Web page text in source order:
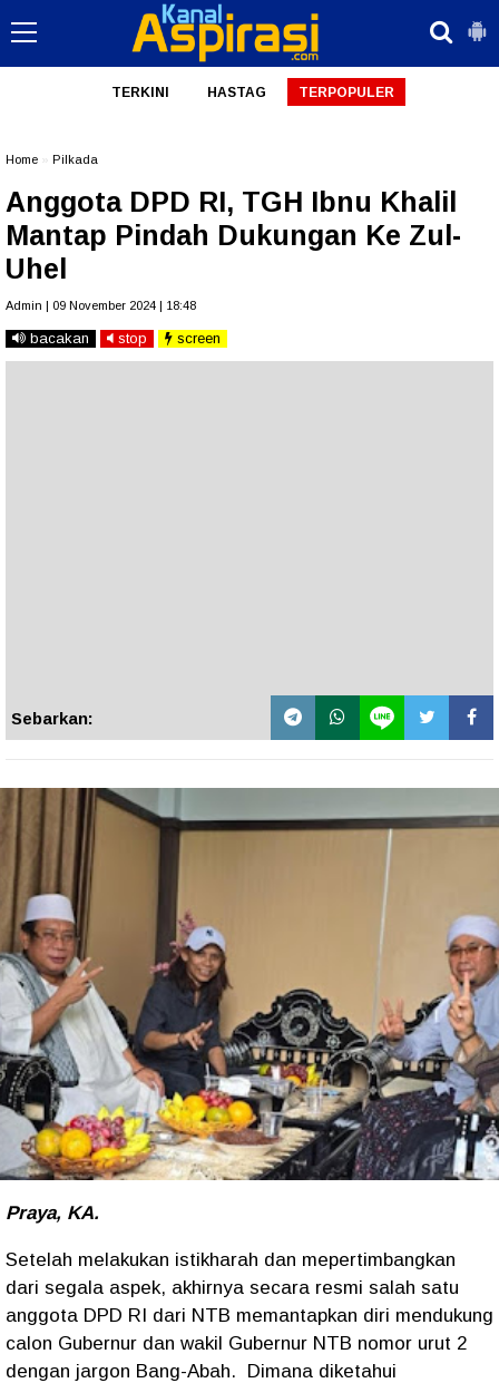
TERKINI HASTAG TERPOPULER
Home Pilkada
Anggota DPD RI, TGH Ibnu Khalil
Mantap Pindah Dukungan Ke Zul-
Uhel
Admin | 09 November 2024 | 18:48
bacakan stop screen
Sebarkan:
Praya, KA.
Setelah melakukan istikharah dan mepertimbangkan
dari segala aspek, akhirnya secara resmi salah satu
anggota DPD RI dari NTB memantapkan diri mendukung
calon Gubernur dan wakil Gubernur NTB nomor urut 2
dengan jargon Bang-Abah. Dimana diketahui